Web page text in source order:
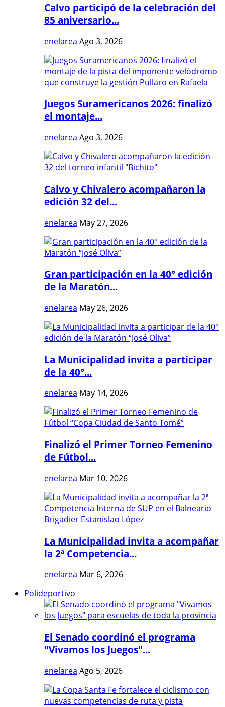
Calvo participó de la celebración del
85 aniversario...
enelarea Ago 3, 2026
Juegos Suramericanos 2026: finalizó
el montaje...
enelarea Ago 3, 2026
Calvo y Chivalero acompañaron la
edición 32 del...
enelarea May 27, 2026
Gran participación en la 40° edición
de la Maratón...
enelarea May 26, 2026
La Municipalidad invita a participar
de la 40°...
enelarea May 14, 2026
Finalizó el Primer Torneo Femenino
de Fútbol...
enelarea Mar 10, 2026
La Municipalidad invita a acompañar
la 2ª Competencia...
enelarea Mar 6, 2026
Polideportivo
El Senado coordinó el programa
"Vivamos los Juegos"...
enelarea Ago 5, 2026